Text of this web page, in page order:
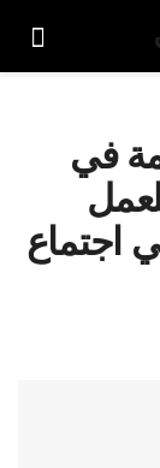
في
اجتماع